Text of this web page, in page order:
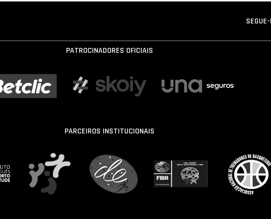
PATROCINADORES OFICIAIS
PARCEIROS INSTITUCIONAIS